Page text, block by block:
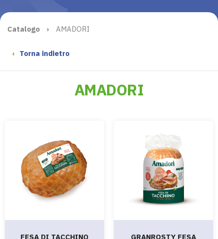
Catalogo › AMADORI
‹ Torna indietro
AMADORI
FESA DI TACCHINO
GRANROSTY FESA